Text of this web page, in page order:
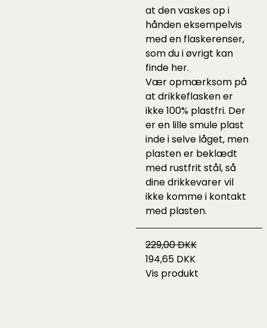
at den vaskes op i
hånden eksempelvis
med en flaskerenser,
som du i øvrigt kan
finde her.
Vær opmærksom på
at drikkeflasken er
ikke 100% plastfri. Der
er en lille smule plast
inde i selve låget, men
plasten er beklædt
med rustfrit stål, så
dine drikkevarer vil
ikke komme i kontakt
med plasten.
229,00 DKK
194,65 DKK
Vis produkt